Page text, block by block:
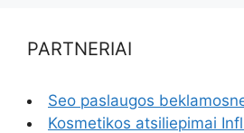
PARTNERIAI
Seo paslaugos
Kosmetikos atsiliepimai